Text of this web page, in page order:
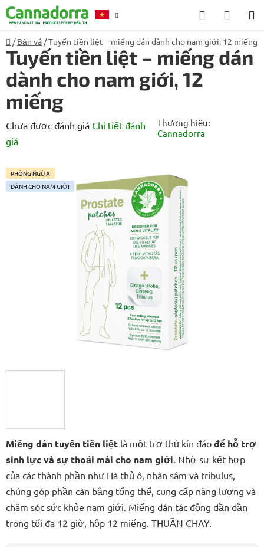
Chuyển
qua
phần
nội
dung
Tìm
kiếm
GIỎ
HÀNG
Tư vấn
Trang
chủ
/ Bản vá /Tuyến tiền liệt – miếng dán dành cho nam giới, 12 miếng
Miếng dán tuyến tiền liệt là một trợ thủ kín đáo để hỗ trợ
sinh lực và sự thoải mái cho nam giới. Nhờ sự kết hợp
của các thành phần như Hà thủ ô, nhân sâm và tribulus,
chúng góp phần cân bằng tổng thể, cung cấp năng lượng và
chăm sóc sức khỏe nam giới. Miếng dán tác động dần dần
trong tối đa 12 giờ, hộp 12 miếng. THUẦN CHAY.
Tuyến tiền liệt – miếng dán
dành cho nam giới, 12
miếng
Đánh
giá
bình
của
Chưa được đánh giá Chi tiết đánh
giá
Thương hiệu:
Cannadorra
PHÒNG NGỪA
DÀNH CHO NAM GIỚI